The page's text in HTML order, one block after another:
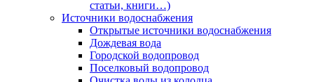
статьи, книги…)
Источники водоснабжения
Открытые источники водоснабжения
Дождевая вода
Городской водопровод
Поселковый водопровод